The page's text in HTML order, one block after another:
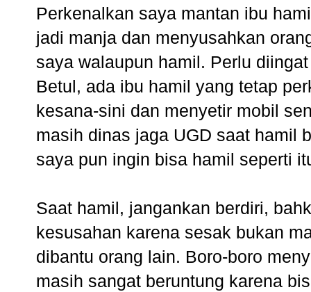
Perkenalkan saya mantan ibu
jadi manja dan menyusahkan
saya walaupun hamil. Perlu
Betul, ada ibu hamil yang tetap
kesana-sini dan menyetir mobil
masih dinas jaga UGD saat hamil
saya pun ingin bisa hamil seperti
Saat hamil, jangankan berdiri,
kesusahan karena sesak bukan
dibantu orang lain. Boro-boro
masih sangat beruntung karena